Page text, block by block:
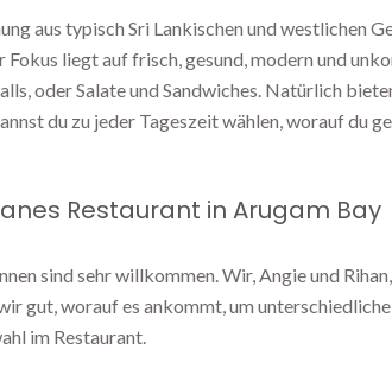
aus typisch Sri Lankischen und westlichen
Fokus liegt auf frisch, gesund, modern und
oder Salate und Sandwiches. Natürlich
du zu jeder Tageszeit wählen, worauf du
Restaurant in Arugam Bay
sind sehr willkommen. Wir, Angie und
gut, worauf es ankommt, um
im Restaurant.